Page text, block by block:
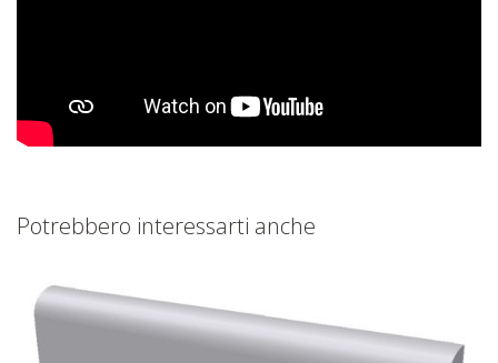
Potrebbero interessarti anche